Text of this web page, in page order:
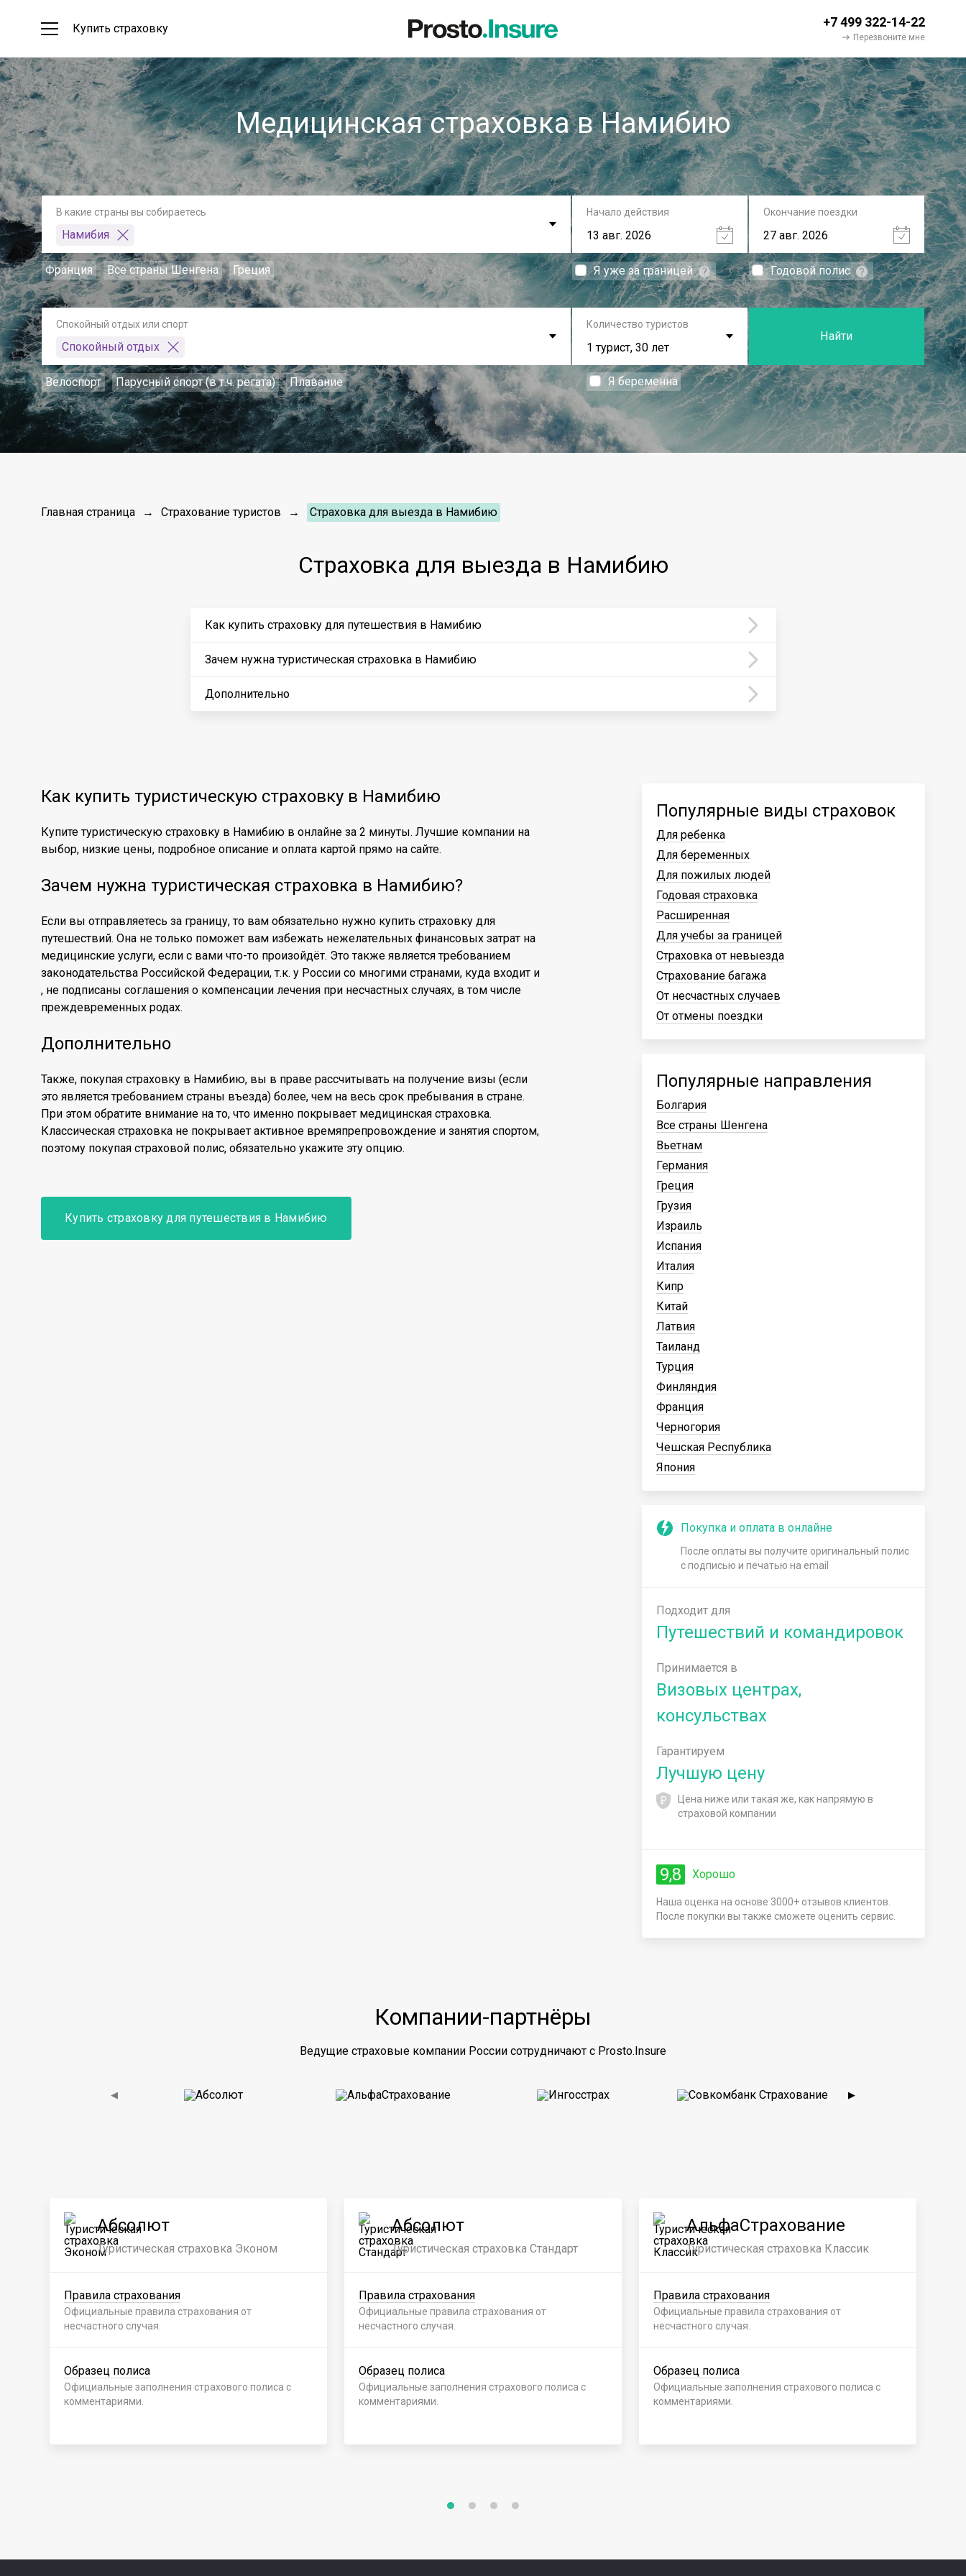
Купить страховку +7 499 322-14-22
Перезвоните мне
Медицинская страховка в Намибию
В какие страны вы собираетесь
Намибия
Франция Все страны Шенгена Греция
Начало действия
Я уже за границей
Окончание поездки
Годовой полис
Спокойный отдых или спорт
Спокойный отдых
Велоспорт Парусный спорт (в т.ч. регата) Плавание
Количество туристов
1 турист, 30 лет
Я беременна
Найти
Главная страница Страхование туристов Страховка для выезда в Намибию
Страховка для выезда в Намибию
Как купить страховку для путешествия в Намибию
Зачем нужна туристическая страховка в Намибию
Дополнительно
Как купить туристическую страховку в Намибию
Купите туристическую страховку в Намибию в онлайне за 2 минуты. Лучшие компании на
выбор, низкие цены, подробное описание и оплата картой прямо на сайте.
Зачем нужна туристическая страховка в Намибию?
Если вы отправляетесь за границу, то вам обязательно нужно купить страховку для
путешествий. Она не только поможет вам избежать нежелательных финансовых затрат на
медицинские услуги, если с вами что-то произойдёт. Это также является требованием
законодательства Российской Федерации, т.к. у России со многими странами, куда входит и
, не подписаны соглашения о компенсации лечения при несчастных случаях, в том числе
преждевременных родах.
Дополнительно
Также, покупая страховку в Намибию, вы в праве рассчитывать на получение визы (если
это является требованием страны въезда) более, чем на весь срок пребывания в стране.
При этом обратите внимание на то, что именно покрывает медицинская страховка.
Классическая страховка не покрывает активное времяпрепровождение и занятия спортом,
поэтому покупая страховой полис, обязательно укажите эту опцию.
Купить страховку для путешествия в Намибию
Популярные виды страховок
Для ребенка
Для беременных
Для пожилых людей
Годовая страховка
Расширенная
Для учебы за границей
Страховка от невыезда
Страхование багажа
От несчастных случаев
От отмены поездки
Популярные направления
Болгария
Все страны Шенгена
Вьетнам
Германия
Греция
Грузия
Израиль
Испания
Италия
Кипр
Китай
Латвия
Таиланд
Турция
Финляндия
Франция
Черногория
Чешская Республика
Япония
Покупка и оплата в онлайне
После оплаты вы получите оригинальный полис
с подписью и печатью на email
Подходит для
Путешествий и командировок
Принимается в
Визовых центрах,
консульствах
Гарантируем
Лучшую цену
Цена ниже или такая же, как напрямую в
страховой компании
9,8 Хорошо
Наша оценка на основе 3000+ отзывов клиентов.
После покупки вы также сможете оценить сервис.
Компании-партнёры
Ведущие страховые компании России сотрудничают с Prosto.Insure
◀ ▶
Абсолют
Туристическая страховка Эконом
Правила страхования
Официальные правила страхования от
несчастного случая.
Образец полиса
Официальные заполнения страхового полиса с
комментариями.
Абсолют
Туристическая страховка Стандарт
Правила страхования
Официальные правила страхования от
несчастного случая.
Образец полиса
Официальные заполнения страхового полиса с
комментариями.
АльфаСтрахование
Туристическая страховка Классик
Правила страхования
Официальные правила страхования от
несчастного случая.
Образец полиса
Официальные заполнения страхового полиса с
комментариями.